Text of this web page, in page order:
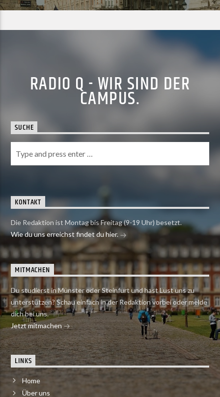
RADIO Q - WIR SIND DER
CAMPUS.
SUCHE
KONTAKT
Die Redaktion ist Montag bis Freitag (9-19 Uhr) besetzt.
Wie du uns erreichst findet du hier.
MITMACHEN
Du studierst in Münster oder Steinfurt und hast Lust uns zu
unterstützen? Schau einfach in der Redaktion vorbei oder melde
dich bei uns.
Jetzt mitmachen
LINKS
Home
Über uns